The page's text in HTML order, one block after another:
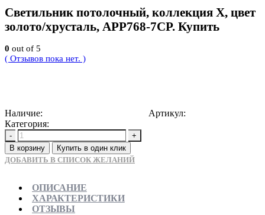
Светильник потолочный, коллекция X, цвет
золото/хрусталь, APP768-7CP. Купить
0 out of 5
( Отзывов пока нет. )
Наличие: Артикул:
Категория:
-
+
В корзину
Купить в один клик
ДОБАВИТЬ В СПИСОК ЖЕЛАНИЙ
ОПИСАНИЕ
ХАРАКТЕРИСТИКИ
ОТЗЫВЫ